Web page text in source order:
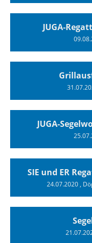
JUGA-
JUGA-
SIE und ER
24.07.2020,